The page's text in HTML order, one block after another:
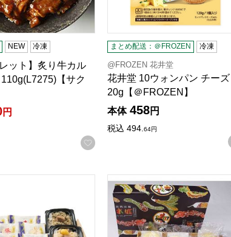
NEW 冷凍
ット】炙り牛カル
【サク
円
お気に入りに登録する
まとめ配送：＠FROZEN 冷凍
@FROZEN 花井堂
花井堂 10ウォンパン チーズ
20g【＠FROZEN】
本体 458円
税込 494.64円
工房 信州おやきとおこわのセット 【夏の贈りもの・
水城漬物工房 信州おやき
ている商品から絞りこむことができます。
限定商品から絞り込むことができます。